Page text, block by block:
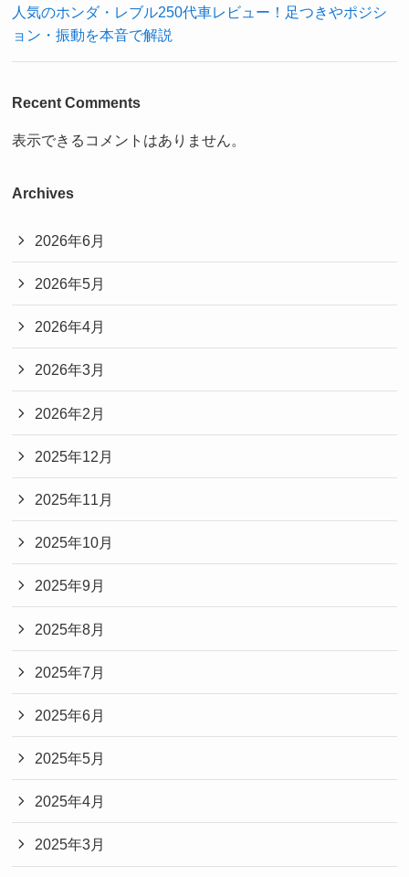
人気のホンダ・レブル250代車レビュー！足つきやポジシ
ョン・振動を本音で解説
Recent Comments
表示できるコメントはありません。
Archives
2026年6月
2026年5月
2026年4月
2026年3月
2026年2月
2025年12月
2025年11月
2025年10月
2025年9月
2025年8月
2025年7月
2025年6月
2025年5月
2025年4月
2025年3月